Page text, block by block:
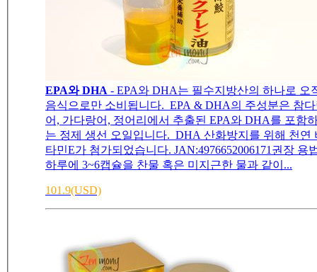
EPA와 DHA - EPA와 DHA는 필수지방산의 하나로 오
음식으로만 소비됩니다. EPA & DHA의 주성분은 참
어, 가다랑어, 정어리에서 추출된 EPA와 DHA를 포함
는 정제 생선 오일입니다. DHA 산화방지를 위해 천연
타민E가 첨가되었습니다. JAN:4976652006171권장 용
하루에 3~6캡슐을 찬물 혹은 미지근한 물과 같이...
101.9(USD)